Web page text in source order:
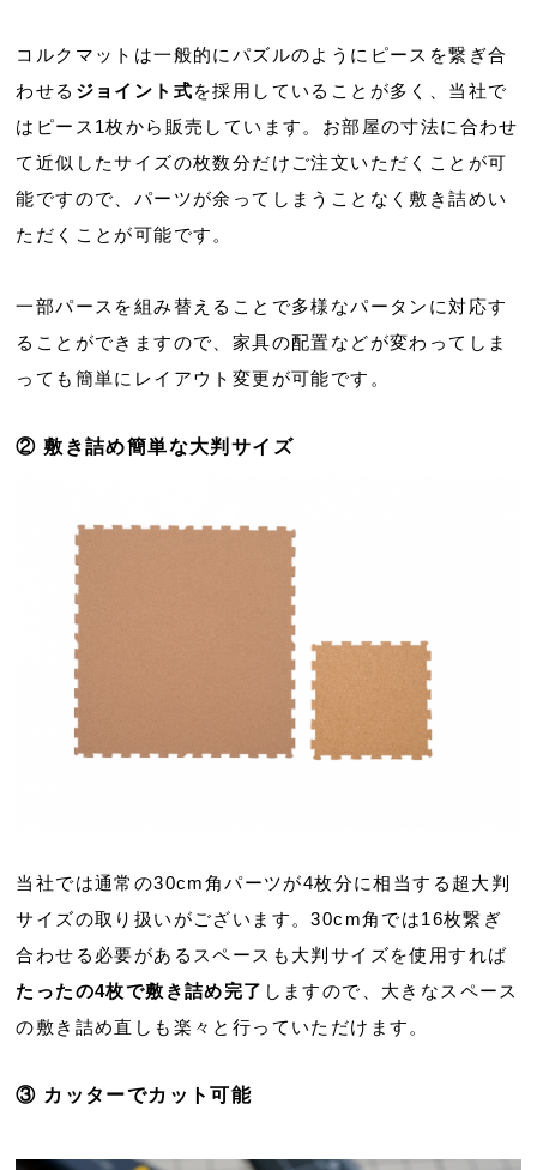
コルクマットは一般的にパズルのようにピースを繋ぎ合
わせる ジョイント式を採用していることが多く、当社で
はピース1枚から販売しています。お部屋の寸法に合わせ
て近似したサイズの枚数分だけご注文いただくことが可
能ですので、パーツが余ってしまうことなく敷き詰めい
ただくことが可能です。
一部パースを組み替えることで多様なパータンに対応す
ることができますので、家具の配置などが変わってしま
っても簡単にレイアウト変更が可能です。
② 敷き詰め簡単な大判サイズ
当社では通常の30cm角パーツが4枚分に相当する超大判
サイズの取り扱いがございます。30cm角では16枚繋ぎ
合わせる必要があるスペースも大判サイズを使用すれば
たったの4枚で敷き詰め完了 しますので、大きなスペース
の敷き詰め直しも楽々と行っていただけます。
③ カッターでカット可能